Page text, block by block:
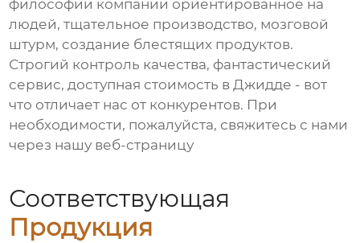
философии компании ориентированное на
людей, тщательное производство, мозговой
штурм, создание блестящих продуктов.
Строгий контроль качества, фантастический
сервис, доступная стоимость в Джидде - вот
что отличает нас от конкурентов. При
необходимости, пожалуйста, свяжитесь с нами
через нашу веб-страницу
Соответствующая
Продукция